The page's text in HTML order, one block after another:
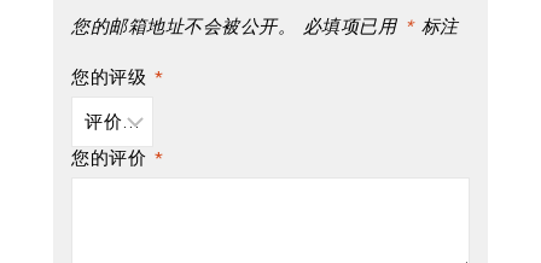
您的邮箱地址不会被公开。 必填项已用 *标注
您的评级 *
您的评价 *